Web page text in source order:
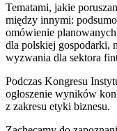
Tematami, jakie
między innymi:
omówienie
dla polskiej gospodarki,
wyzwania dla sektora
Podczas Kongresu
ogłoszenie wyników
z zakresu etyki biznesu.